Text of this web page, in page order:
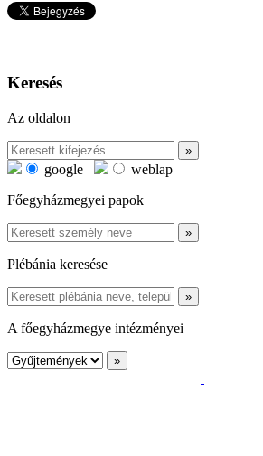
Keresés
Az oldalon
google
weblap
Főegyházmegyei papok
Plébánia keresése
A főegyházmegye intézményei